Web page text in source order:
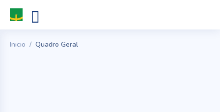
Inicio Quadro Geral